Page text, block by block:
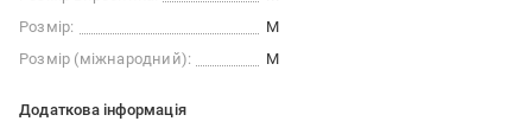
Розмір:
M
Розмір (міжнародний):
M
Додаткова інформація